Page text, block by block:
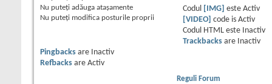
Nu puteţi adăuga ataşamente
Nu puteţi modifica posturile proprii
Codul
[IMG] este Activ
[VIDEO]
code is Activ
Codul HTML este
Inactiv
Trackbacksare
Inactiv
Pingbacks are
Inactiv
Refbacks are Activ
Reguli Forum